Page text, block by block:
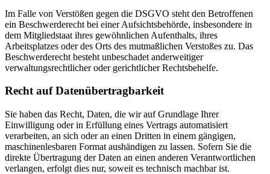
Im Falle von Verstößen gegen die DSGVO steht den Betroffenen
ein Beschwerderecht bei einer Aufsichtsbehörde, insbesondere in
dem Mitgliedstaat ihres gewöhnlichen Aufenthalts, ihres
Arbeitsplatzes oder des Orts des mutmaßlichen Verstoßes zu. Das
Beschwerderecht besteht unbeschadet anderweitiger
verwaltungsrechtlicher oder gerichtlicher Rechtsbehelfe.
Recht auf Daten­übertrag­barkeit
Sie haben das Recht, Daten, die wir auf Grundlage Ihrer
Einwilligung oder in Erfüllung eines Vertrags automatisiert
verarbeiten, an sich oder an einen Dritten in einem gängigen,
maschinenlesbaren Format aushändigen zu lassen. Sofern Sie die
direkte Übertragung der Daten an einen anderen Verantwortlichen
verlangen, erfolgt dies nur, soweit es technisch machbar ist.